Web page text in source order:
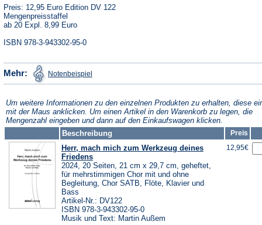
Preis: 12,95 Euro Edition DV 122
Mengenpreisstaffel
ab 20 Expl. 8,99 Euro
ISBN 978-3-943302-95-0
Mehr: Notenbeispiel in
einem
Tab)
Um weitere Informationen zu den einzelnen Produkten zu erhalten, diese
mit der Maus anklicken. Um einen Artikel in den Warenkorb zu legen, die
Mengenzahl eingeben und dann auf den Einkaufswagen klicken.
Beschreibung
Preis
Herr, mach mich zum Werkzeug deines
Friedens
2024, 20 Seiten, 21 cm x 29,7 cm, geheftet,
für mehrstimmigen Chor mit und ohne
Begleitung, Chor SATB, Flöte, Klavier und
Bass
Artikel-Nr.: DV122
ISBN 978-3-943302-95-0
Musik und Text: Martin Außem
12,95€